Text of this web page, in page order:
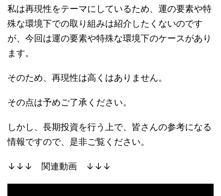
私は再現性をテーマにしているため、運の要素や特
殊な環境下での取り組みは紹介したくないのです
が、今回は運の要素や特殊な環境下のケースがあり
ます。
そのため、再現性は高くはありません。
その点は予めご了承ください。
しかし、長期投資を行う上で、皆さんの参考になる
情報ですので、是非ご覧ください。
↓↓↓ 関連動画 ↓↓↓